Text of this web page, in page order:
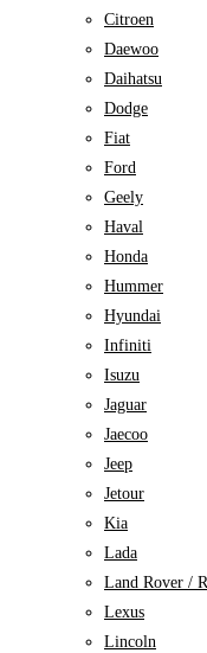
Citroen
Daewoo
Daihatsu
Dodge
Fiat
Ford
Geely
Haval
Honda
Hummer
Hyundai
Infiniti
Isuzu
Jaguar
Jaecoo
Jeep
Jetour
Kia
Lada
Land Rover /
Lexus
Lincoln